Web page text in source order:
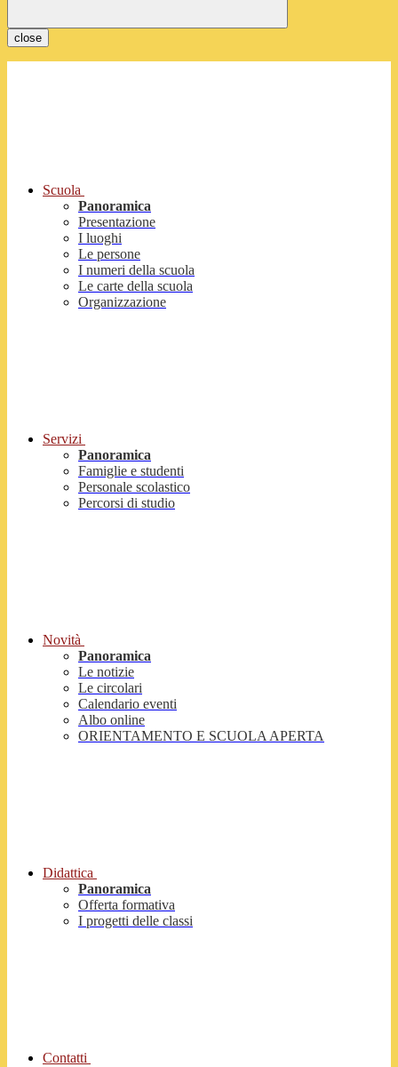
close
Scuola
Panoramica
Presentazione
I luoghi
Le persone
I numeri della scuola
Le carte della scuola
Organizzazione
Servizi
Panoramica
Famiglie e studenti
Personale scolastico
Percorsi di studio
Novità
Panoramica
Le notizie
Le circolari
Calendario eventi
Albo online
ORIENTAMENTO E SCUOLA APERTA
Didattica
Panoramica
Offerta formativa
I progetti delle classi
Contatti